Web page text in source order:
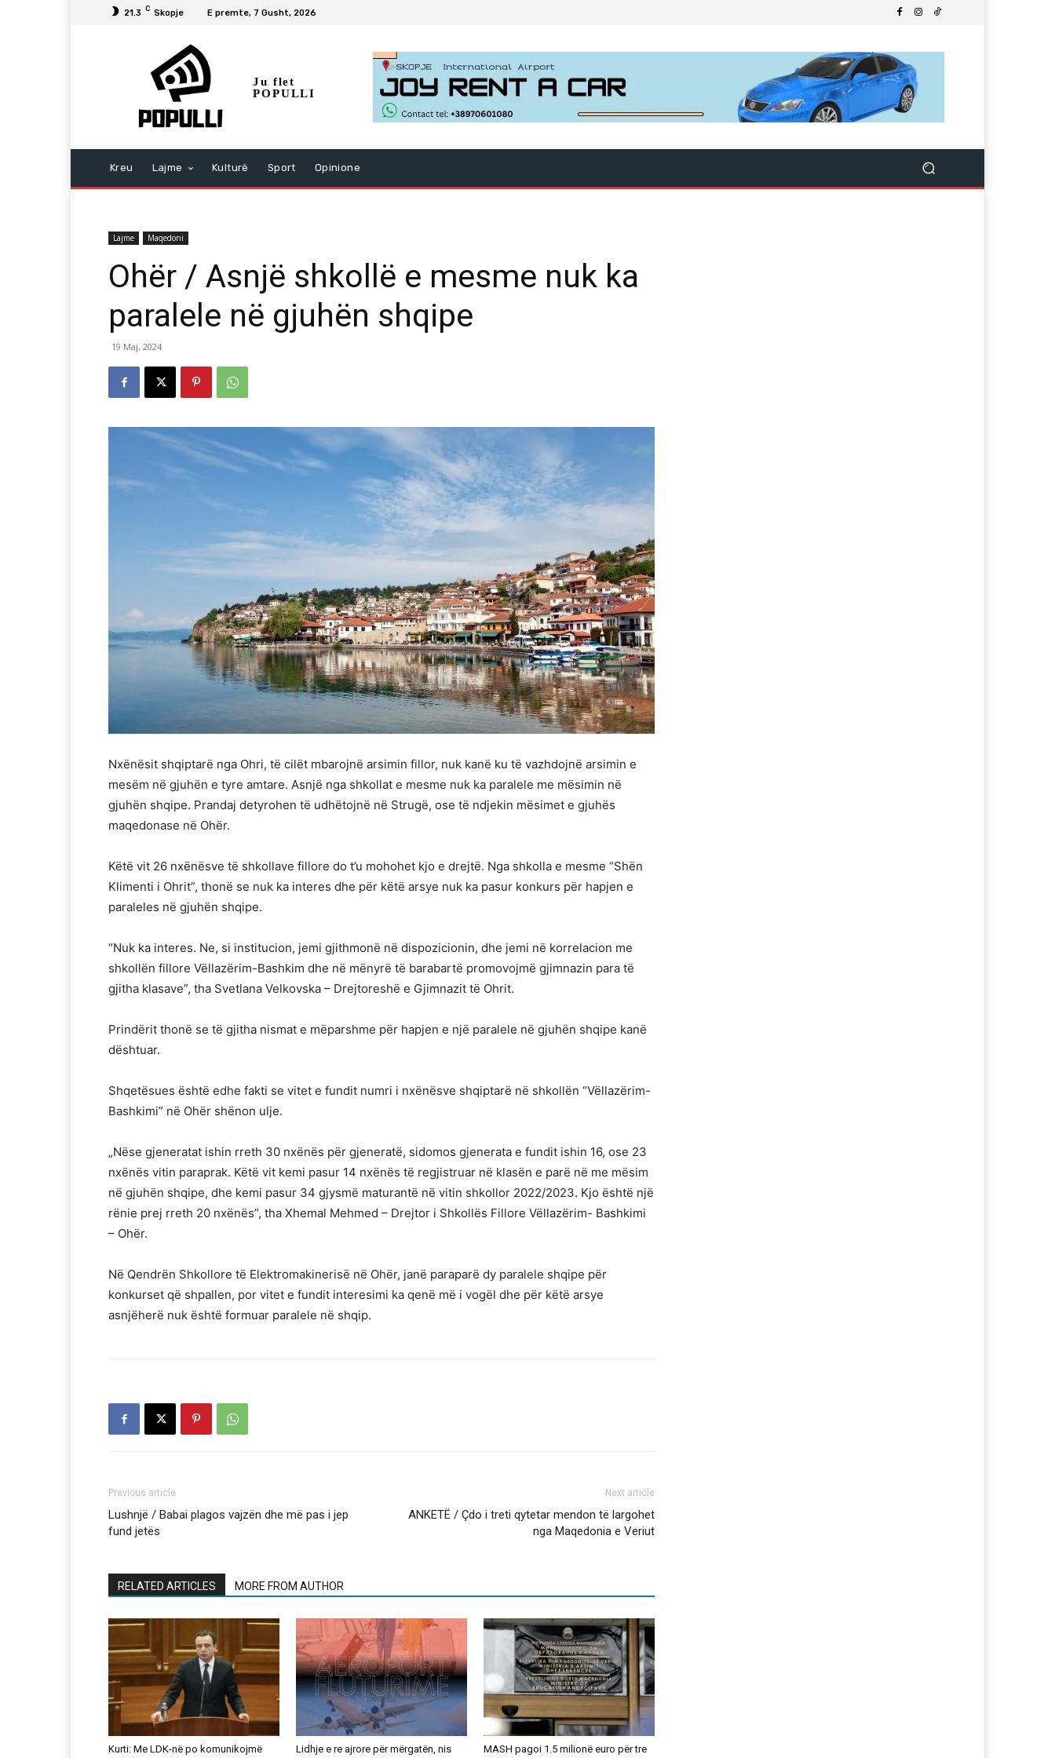
21.3 C Skopje E premte, 7 Gusht, 2026
Ju flet
POPULLI
Kreu Lajme Kulturë Sport Opinione
Lajme Maqedoni
Ohër / Asnjë shkollë e mesme nuk ka
paralele në gjuhën shqipe
19 Maj, 2024
Nxënësit shqiptarë nga Ohri, të cilët mbarojnë arsimin fillor, nuk kanë ku të vazhdojnë arsimin e
mesëm në gjuhën e tyre amtare. Asnjë nga shkollat e mesme nuk ka paralele me mësimin në
gjuhën shqipe. Prandaj detyrohen të udhëtojnë në Strugë, ose të ndjekin mësimet e gjuhës
maqedonase në Ohër.
Këtë vit 26 nxënësve të shkollave fillore do t’u mohohet kjo e drejtë. Nga shkolla e mesme “Shën
Klimenti i Ohrit”, thonë se nuk ka interes dhe për këtë arsye nuk ka pasur konkurs për hapjen e
paraleles në gjuhën shqipe.
“Nuk ka interes. Ne, si institucion, jemi gjithmonë në dispozicionin, dhe jemi në korrelacion me
shkollën fillore Vëllazërim-Bashkim dhe në mënyrë të barabartë promovojmë gjimnazin para të
gjitha klasave”, tha Svetlana Velkovska – Drejtoreshë e Gjimnazit të Ohrit.
Prindërit thonë se të gjitha nismat e mëparshme për hapjen e një paralele në gjuhën shqipe kanë
dështuar.
Shqetësues është edhe fakti se vitet e fundit numri i nxënësve shqiptarë në shkollën “Vëllazërim-
Bashkimi” në Ohër shënon ulje.
„Nëse gjeneratat ishin rreth 30 nxënës për gjeneratë, sidomos gjenerata e fundit ishin 16, ose 23
nxënës vitin paraprak. Këtë vit kemi pasur 14 nxënës të regjistruar në klasën e parë në me mësim
në gjuhën shqipe, dhe kemi pasur 34 gjysmë maturantë në vitin shkollor 2022/2023. Kjo është një
rënie prej rreth 20 nxënës”, tha Xhemal Mehmed – Drejtor i Shkollës Fillore Vëllazërim- Bashkimi
– Ohër.
Në Qendrën Shkollore të Elektromakinerisë në Ohër, janë paraparë dy paralele shqipe për
konkurset që shpallen, por vitet e fundit interesimi ka qenë më i vogël dhe për këtë arsye
asnjëherë nuk është formuar paralele në shqip.
Previous article
Lushnjë / Babai plagos vajzën dhe më pas i jep
fund jetës
Next article
ANKETË / Çdo i treti qytetar mendon të largohet
nga Maqedonia e Veriut
RELATED ARTICLES MORE FROM AUTHOR
Kurti: Me LDK-në po komunikojmë Lidhje e re ajrore për mërgatën, nis MASH pagoi 1.5 milionë euro për tre